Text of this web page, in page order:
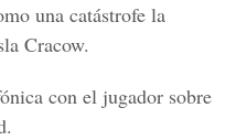
una catástrofe la
Cracow.
con el jugador sobre